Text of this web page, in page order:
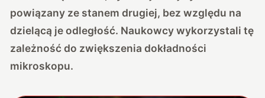
powiązany ze stanem drugiej, bez względu na
dzielącą je odległość. Naukowcy wykorzystali tę
zależność do zwiększenia dokładności
mikroskopu.